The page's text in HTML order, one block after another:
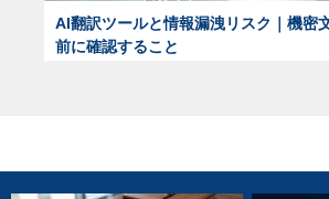
AI翻訳ツールと情報漏洩リスク｜機密
前に確認すること